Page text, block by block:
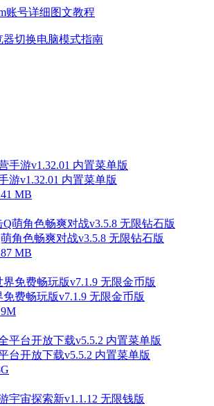
账号详细图文教程
器切换电脑模式指南
游v1.32.01 内置菜单版
MB
角色畅爽对战v3.5.8 无限钻石版
MB
费畅玩版v7.1.9 无限金币版
台开放下载v5.5.2 内置菜单版